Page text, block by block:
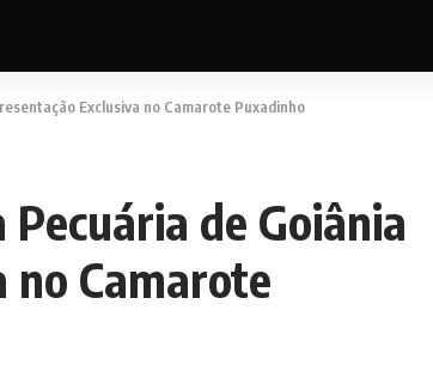
Exclusiva no Camarote Puxadinho
de Goiânia
no Camarote